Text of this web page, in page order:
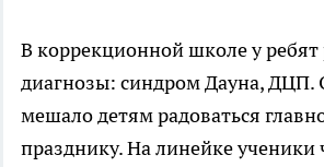
В коррекционной школе у ребят
диагнозы: синдром Дауна, ДЦП.
мешало детям радоваться
празднику. На линейке ученики